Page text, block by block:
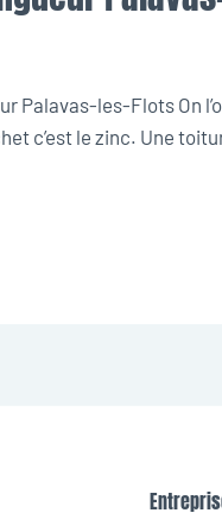
Palavas-les-Flots On
c’est le zinc. Une